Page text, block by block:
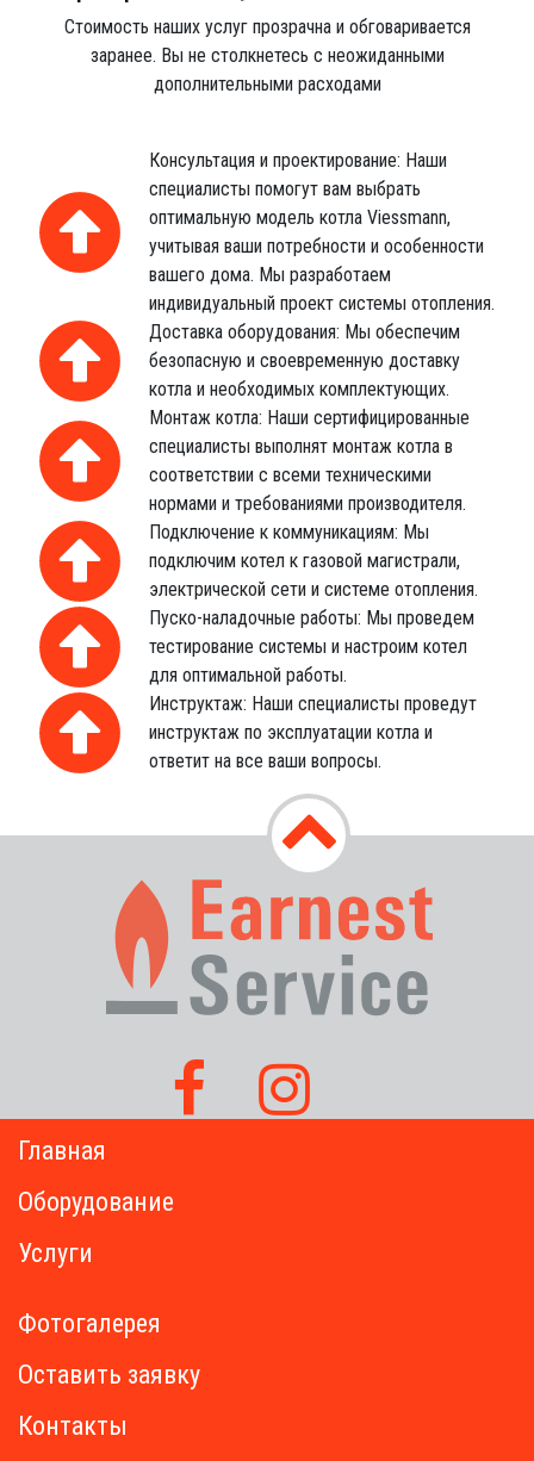
Стоимость наших услуг прозрачна и обговаривается
заранее. Вы не столкнетесь с неожиданными
дополнительными расходами
Консультация и проектирование: Наши
специалисты помогут вам выбрать
оптимальную модель котла Viessmann,
учитывая ваши потребности и особенности
вашего дома. Мы разработаем
индивидуальный проект системы отопления.
Доставка оборудования: Мы обеспечим
безопасную и своевременную доставку
котла и необходимых комплектующих.
Монтаж котла: Наши сертифицированные
специалисты выполнят монтаж котла в
соответствии с всеми техническими
нормами и требованиями производителя.
Подключение к коммуникациям: Мы
подключим котел к газовой магистрали,
электрической сети и системе отопления.
Пуско-наладочные работы: Мы проведем
тестирование системы и настроим котел
для оптимальной работы.
Инструктаж: Наши специалисты проведут
инструктаж по эксплуатации котла и
ответит на все ваши вопросы.
Главная
Оборудование
Услуги
Фотогалерея
Оставить заявку
Контакты